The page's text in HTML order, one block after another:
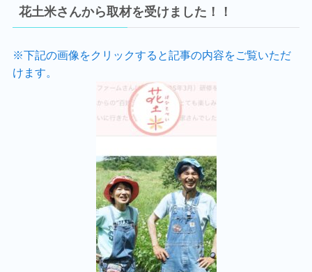
花土米さんから取材を受けました！！
※下記の画像をクリックすると記事の内容をご覧いただ
けます。